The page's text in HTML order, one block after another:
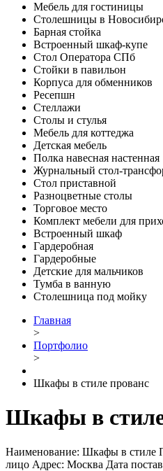
Мебель для гостиницы
Столешницы в
Барная стойка
Встроенный шкаф-купе
Стол Оператора СПб
Стойки в павильон
Корпуса для обменников
Ресепшн
Стеллажи
Столы и стулья
Мебель для коттеджа
Детская мебель
Полка навесная настенная
Журнальный стол-
Стол приставной
Разноцветные столы
Торговое место
Комплект мебели для
Встроенный шкаф
Гардеробная
Гардеробные
Детские для мальчиков
Тумба в ванную
Столешница под мойку
Главная
>
Портфолио
>
Шкафы в стиле прованс
Шкафы в
Наименование: Шкафы в стиле
лицо Адрес: Москва Дата